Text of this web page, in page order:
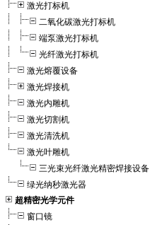
激光打标机
二氧化碳激光打标机
端泵激光打标机
光纤激光打标机
激光熔覆设备
激光焊接机
激光内雕机
激光切割机
激光清洗机
激光叶雕机
三光束光纤激光精密焊接设备
绿光纳秒激光器
超精密光学元件
窗口镜